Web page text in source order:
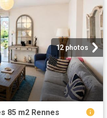
12 photos
85 m2 Rennes